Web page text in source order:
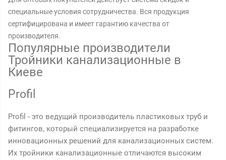
специальные условия сотрудничества. Вся продукция
сертифицирована и имеет гарантию качества от
производителя.
Популярные производители
Тройники канализационные в
Киеве
Profil
Profil - это ведущий производитель пластиковых труб и
фитингов, который специализируется на разработке
инновационных решений для канализационных систем.
Их тройники канализационные отличаются высоким